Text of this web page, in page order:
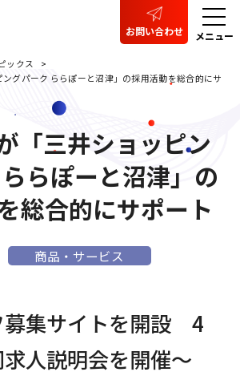
お問い合わせ メニュー
ックス
グパーク ららぽーと沼津」の採用活動を総合的にサ
「三井ショッピン
らぽーと沼津」の
総合的にサポート
商品・サービス
募集サイトを開設 4
人説明会を開催～